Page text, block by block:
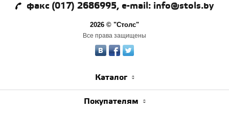
факс (017) 2686995, e-mail: info@stols.by
2026 © "Столс"
Все права защищены
Каталог
Покупателям